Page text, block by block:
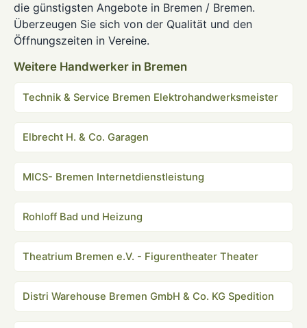
die günstigsten Angebote in Bremen / Bremen.
Überzeugen Sie sich von der Qualität und den
Öffnungszeiten in Vereine.
Weitere Handwerker in Bremen
Technik & Service Bremen Elektrohandwerksmeister
Elbrecht H. & Co. Garagen
MICS- Bremen Internetdienstleistung
Rohloff Bad und Heizung
Theatrium Bremen e.V. - Figurentheater Theater
Distri Warehouse Bremen GmbH & Co. KG Spedition